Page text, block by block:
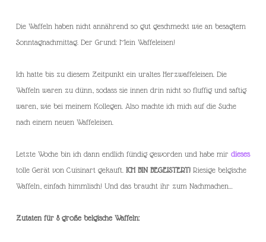
Die Waffeln haben nicht annährend so gut geschmeckt wie an besagtem
Sonntagnachmittag. Der Grund: Mein Waffeleisen!
Ich hatte bis zu diesem Zeitpunkt ein uraltes Herzwaffeleisen. Die
Waffeln waren zu dünn, sodass sie innen drin nicht so fluffig und saftig
waren, wie bei meinem Kollegen. Also machte ich mich auf die Suche
nach einem neuen Waffeleisen.
Letzte Woche bin ich dann endlich fündig geworden und habe mir dieses
tolle Gerät von Cuisinart gekauft. ICH BIN BEGEISTERT! Riesige belgische
Waffeln, einfach himmlisch! Und das braucht ihr zum Nachmachen…
Zutaten für 8 große belgische Waffeln: